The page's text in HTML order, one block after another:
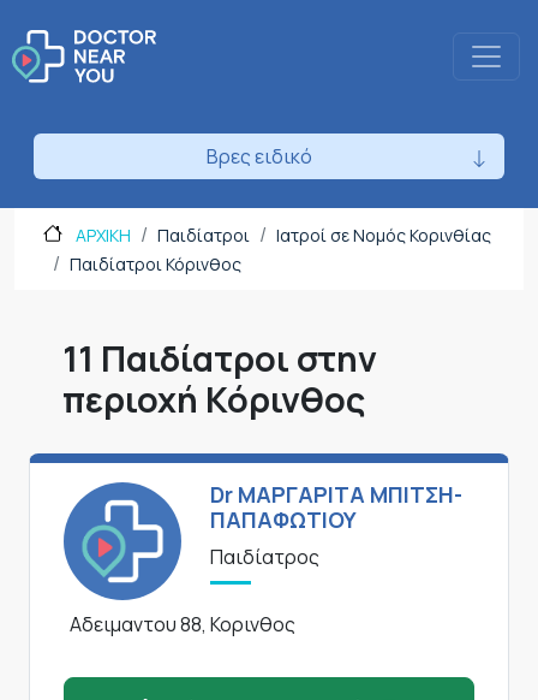
Βρες ειδικό
ΑΡΧΙΚΗ Παιδίατροι
Ιατροί σε Νομός Κορινθίας
Παιδίατροι Κόρινθος
11 Παιδίατροι στην
περιοχή Κόρινθος
Dr ΜΑΡΓΑΡΙΤΑ ΜΠΙΤΣΗ-
ΠΑΠΑΦΩΤΙΟΥ
Παιδίατρος
Αδειμαντου 88, Κορινθος